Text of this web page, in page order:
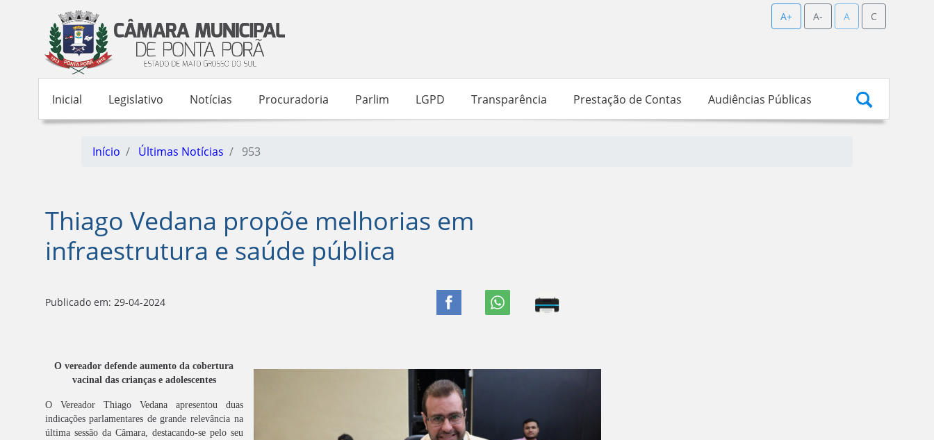
A+ A- A C
Inicial Legislativo Notícias Procuradoria Parlim LGPD Transparência Prestação de Contas Audiências Públicas
Início Últimas Notícias 953
Thiago Vedana propõe melhorias em
infraestrutura e saúde pública
Publicado em: 29-04-2024
O vereador defende aumento da cobertura
vacinal das crianças e adolescentes
O Vereador Thiago Vedana apresentou duas
indicações parlamentares de grande relevância na
última sessão da Câmara, destacando-se pelo seu